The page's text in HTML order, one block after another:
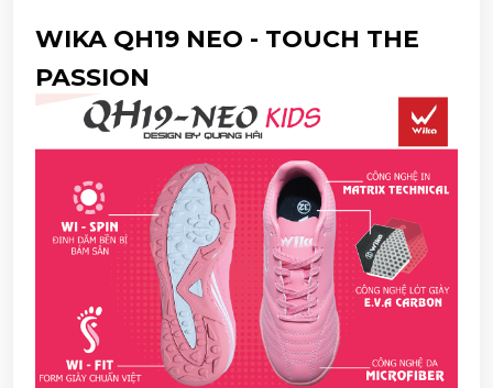
WIKA QH19 NEO - TOUCH THE
PASSION